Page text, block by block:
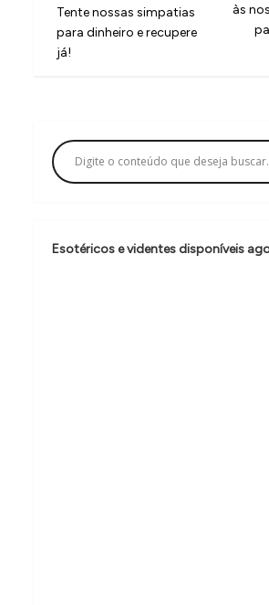
v
e
ç
ã
o
e
Tente nossas simpatias
para dinheiro e recupere
já!
às
Esotéricos e videntes disponíveis